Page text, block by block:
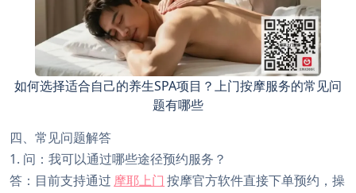
如何选择适合自己的养生SPA项目？上门按摩服务的常见问
题有哪些
四、常见问题解答
1. 问：我可以通过哪些途径预约服务？
答：目前支持通过 摩耶上门 按摩官方软件直接下单预约，操